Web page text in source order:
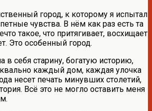
город, к которому я испытал
чувства. В нём как раз есть та
такое, что притягивает, восхищает
Это особенный город.
в себя старину, богатую историю,
каждый дом, каждая улочка
несет печать минувших столетий,
Всё это не могло оставить меня